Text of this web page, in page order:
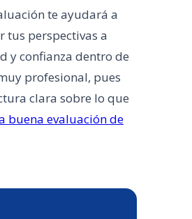
te ayudará a
perspectivas a
y confianza dentro de
profesional, pues
clara sobre lo que
buena evaluación de